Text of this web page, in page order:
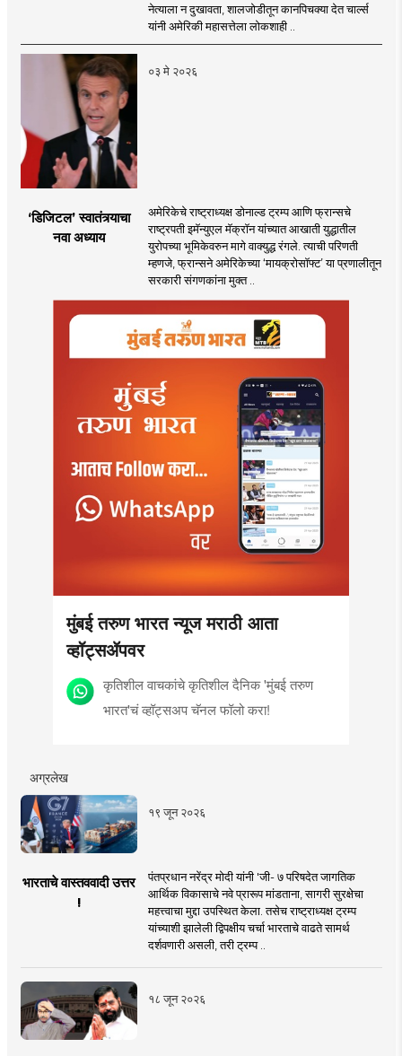
नेत्याला न दुखावता, शालजोडीतून कानपिचक्या देत चार्ल्स
यांनी अमेरिकी महासत्तेला लोकशाही ..
०३ मे २०२६
‘डिजिटल’ स्वातंत्र्याचा
नवा अध्याय
अमेरिकेचे राष्ट्राध्यक्ष डोनाल्ड ट्रम्प आणि फ्रान्सचे
राष्ट्रपती इमॅन्युएल मॅक्रॉन यांच्यात आखाती युद्धातील
युरोपच्या भूमिकेवरुन मागे वाक्युद्ध रंगले. त्याची परिणती
म्हणजे, फ्रान्सने अमेरिकेच्या ‘मायक्रोसॉफ्ट’ या प्रणालीतून
सरकारी संगणकांना मुक्त ..
मुंबई तरुण भारत न्यूज मराठी आता
व्हॉट्सॲपवर
कृतिशील वाचकांचे कृतिशील दैनिक 'मुंबई तरुण
भारत'चं व्हॉट्सअप चॅनल फॉलो करा!
अग्रलेख
१९ जून २०२६
भारताचे वास्तववादी उत्तर
!
पंतप्रधान नरेंद्र मोदी यांनी 'जी- ७ परिषदेत जागतिक
आर्थिक विकासाचे नवे प्रारूप मांडताना, सागरी सुरक्षेचा
महत्त्वाचा मुद्दा उपस्थित केला. तसेच राष्ट्राध्यक्ष ट्रम्प
यांच्याशी झालेली द्विपक्षीय चर्चा भारताचे वाढते सामर्थ
दर्शवणारी असली, तरी ट्रम्प ..
१८ जून २०२६